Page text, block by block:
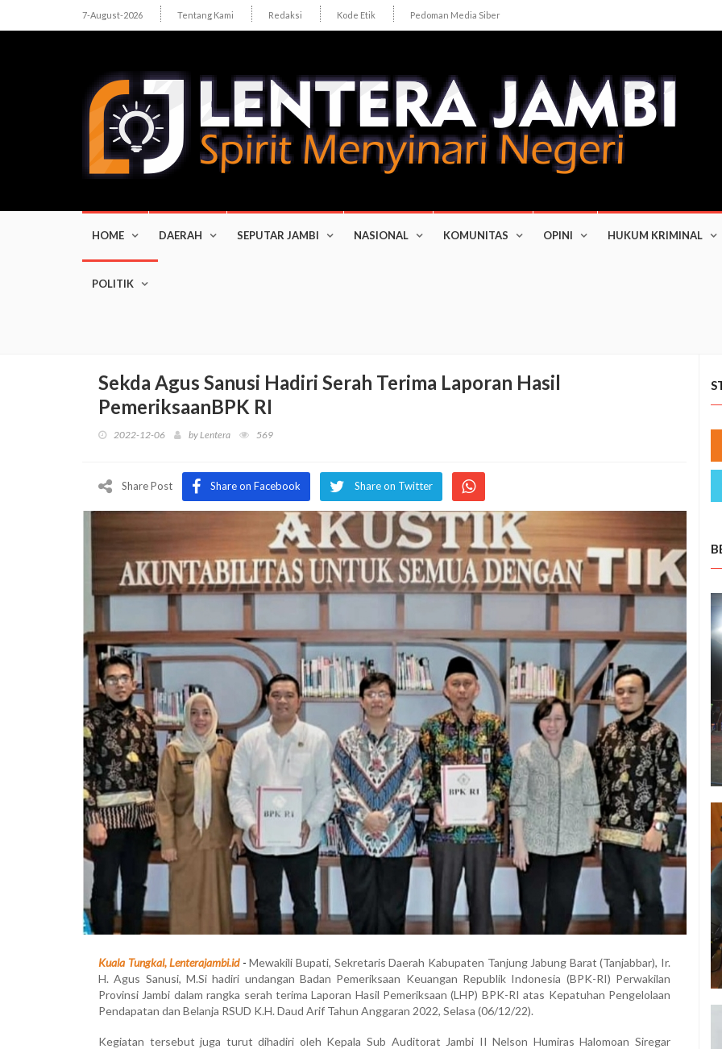
7-August-2026 Tentang Kami Redaksi Kode Etik Pedoman Media Siber
HOME DAERAH SEPUTAR JAMBI NASIONAL KOMUNITAS OPINI HUKUM KRIMINAL
POLITIK
Sekda Agus Sanusi Hadiri Serah Terima Laporan Hasil
PemeriksaanBPK RI
2022-12-06 byLentera 569
Share Post Share on Facebook Share on Twitter
Kuala Tungkal, Lenterajambi.id -Mewakili Bupati, Sekretaris Daerah Kabupaten Tanjung Jabung Barat (Tanjabbar), Ir.
H. Agus Sanusi, M.Si hadiri undangan Badan Pemeriksaan Keuangan Republik Indonesia (BPK-RI) Perwakilan
Provinsi Jambi dalam rangka serah terima Laporan Hasil Pemeriksaan (LHP) BPK-RI atas Kepatuhan Pengelolaan
Pendapatan dan Belanja RSUD K.H. Daud Arif Tahun Anggaran 2022, Selasa (06/12/22).
Kegiatan tersebut juga turut dihadiri oleh Kepala Sub Auditorat Jambi II Nelson Humiras Halomoan Siregar